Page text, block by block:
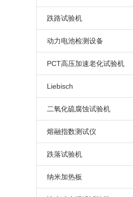
布氏硬度计
维氏硬度计
洛氏硬度计
里氏硬度计
跌路试验机
动力电池检测设备
动力电池针刺挤压一体机
电池高空低气压模拟试验机
电池重物冲击试验机
动力电池针刺试验机
动力电池挤压试验机
PCT高压加速老化试验机
Liebisch
二氧化硫腐蚀试验机
熔融指数测试仪
跌落试验机
纳米加热板